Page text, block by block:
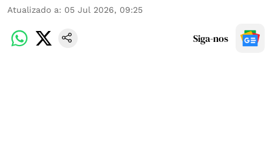
Atualizado a: 05 Jul 2026, 09:25
Siga-nos